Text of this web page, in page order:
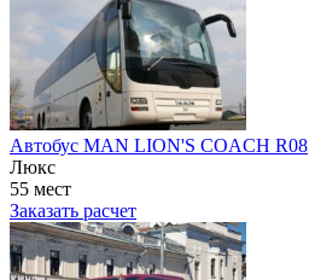
Автобус MAN LION'S COACH R08
Люкс
55 мест
Заказать расчет